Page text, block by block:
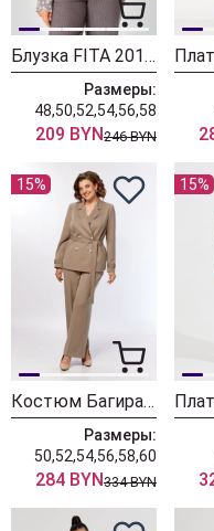
Блузка FITA 20181
Размеры:
48,50,52,54,56,58
209 BYN246 BYN
15%
Костюм БагираАнТа 1125 бежевый
Размеры:
50,52,54,56,58,60
284 BYN334 BYN
15%